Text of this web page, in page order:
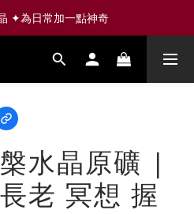
✦為日常加一點神奇
水晶原礦 |
老 冥想 握